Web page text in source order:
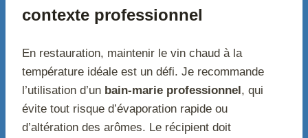
contexte professionnel
En restauration, maintenir le vin chaud à la
température idéale est un défi. Je recommande
l’utilisation d’un bain-marie professionnel, qui
évite tout risque d’évaporation rapide ou
d’altération des arômes. Le récipient doit